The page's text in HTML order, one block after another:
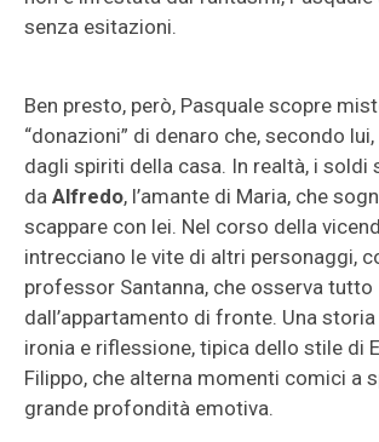
senza esitazioni.
Ben presto, però, Pasquale scopre
“donazioni” di denaro che, secondo
dagli spiriti della casa. In realtà, i soldi
da Alfredo, l’amante di Maria, che
scappare con lei. Nel corso della
intrecciano le vite di altri personaggi,
professor Santanna, che osserva tutto
dall’appartamento di fronte. Una
ironia e riflessione, tipica dello stile di
Filippo, che alterna momenti comici a
grande profondità emotiva.